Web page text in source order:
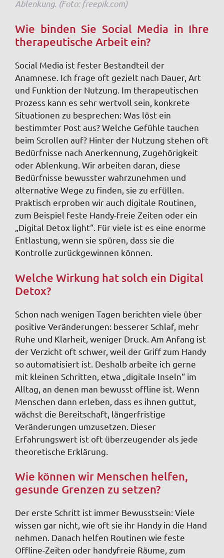
Ablenkung. (Foto: freepik.com)
Wie binden Sie Social Media in Ihre
therapeutische Arbeit ein?
Social Media ist fester Bestandteil der
Anamnese. Ich frage oft gezielt nach Dauer, Art
und Funktion der Nutzung. Im therapeutischen
Prozess kann es sehr wertvoll sein, konkrete
Situationen zu besprechen: Was löst ein
bestimmter Post aus? Welche Gefühle tauchen
beim Scrollen auf? Hinter der Nutzung stehen oft
Bedürfnisse nach Anerkennung, Zugehörigkeit
oder Ablenkung. Wir arbeiten daran, diese
Bedürfnisse bewusster wahrzunehmen und
alternative Wege zu finden, sie zu erfüllen.
Praktisch erproben wir auch digitale Routinen,
zum Beispiel feste Handy-freie Zeiten oder ein
„Digital Detox light“. Für viele ist es eine enorme
Entlastung, wenn sie spüren, dass sie die
Kontrolle zurückgewinnen können.
Welche Wirkung hat solch ein Digital
Detox?
Schon nach wenigen Tagen berichten viele über
positive Veränderungen: besserer Schlaf, mehr
Ruhe und Klarheit, weniger Druck. Am Anfang ist
der Verzicht oft schwer, weil der Griff zum Handy
so automatisiert ist. Deshalb arbeite ich gerne
mit kleinen Schritten, etwa „digitale Inseln“ im
Alltag, an denen man bewusst offline ist. Wenn
Menschen dann erleben, dass es ihnen guttut,
wächst die Bereitschaft, längerfristige
Veränderungen umzusetzen. Dieser
Erfahrungswert ist oft überzeugender als jede
theoretische Erklärung.
Wie können wir Menschen helfen,
gesunde Grenzen zu setzen?
Der erste Schritt ist immer Bewusstsein: Viele
wissen gar nicht, wie oft sie ihr Handy in die Hand
nehmen. Danach helfen Routinen wie feste
Offline-Zeiten oder handyfreie Räume, zum